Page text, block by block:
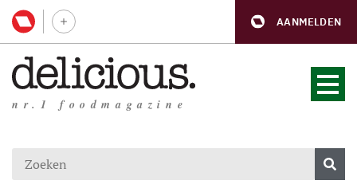
AANMELDEN
nr.1 foodmagazine